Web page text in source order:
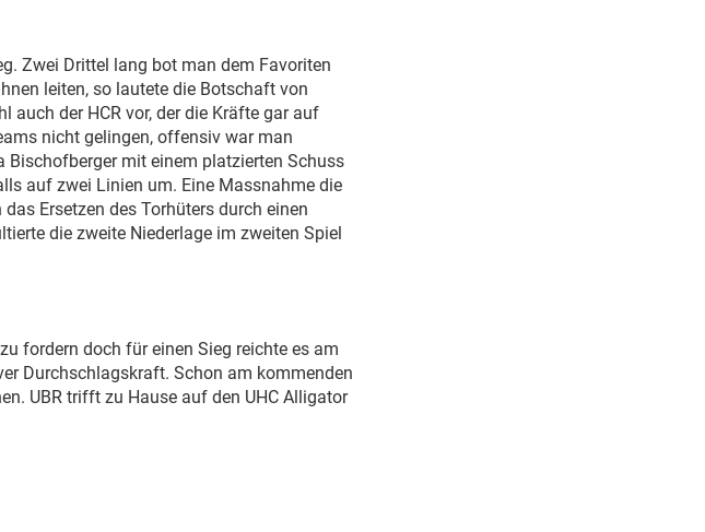
Zwei Drittel lang bot man dem Favoriten
leiten, so lautete die Botschaft von
auch der HCR vor, der die Kräfte gar auf
nicht gelingen, offensiv war man
mit einem platzierten Schuss
auf zwei Linien um. Eine Massnahme die
Ersetzen des Torhüters durch einen
die zweite Niederlage im zweiten Spiel
fordern doch für einen Sieg reichte es am
Durchschlagskraft. Schon am kommenden
UBR trifft zu Hause auf den UHC Alligator